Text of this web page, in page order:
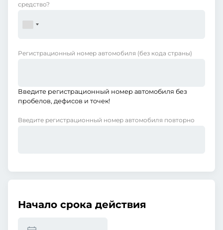
средство?
Регистрационный номер автомобиля (без кода страны)
Введите регистрационный номер автомобиля без
пробелов, дефисов и точек!
Введите регистрационный номер автомобиля повторно
Начало срока действия